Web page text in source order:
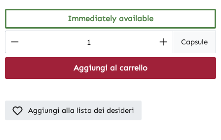
Immediately available
Product Quantity: Enter the desiredCapsule
Aggiungi al carrello
Aggiungi alla lista dei desideri